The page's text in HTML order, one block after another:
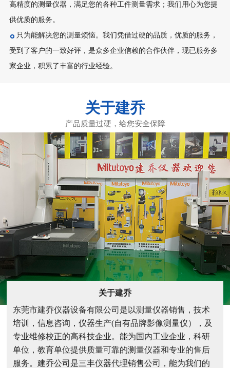
高精度的测量仪器，满足您的各种工件测量需求；我们用心为您提
供优质的服务。
只为能解决您的测量烦恼。我们凭借过硬的品质，优质的服务，
受到了客户的一致好评，是众多企业信赖的合作伙伴，现已服务多
家企业，积累了丰富的行业经验。
关于建乔
关于建乔
东莞市建乔仪器设备有限公司是以测量仪器销售，技术
培训，信息咨询，仪器生产(自有品牌影像测量仪），及
专业维修校正的高科技企业。能为国内工业企业，科研
单位，教育单位提供质量可靠的测量仪器和专业的售后
服务。建乔公司是三丰仪器代理销售公司，能为我们的